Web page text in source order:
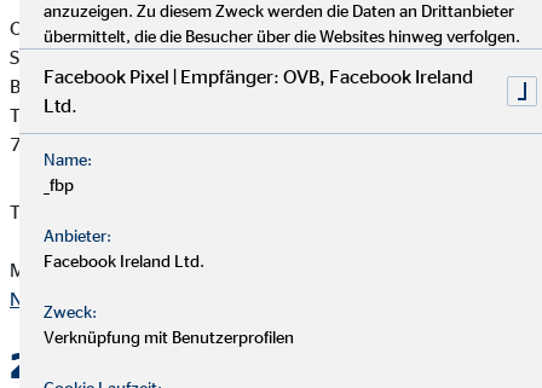
OVB Vermögensberatung AG
Silke Richter
Bezirksleiterin für die OVB
Talstr.1
70825 Korntal-Münchingen
Telefon: 0711 - 544929
Mail:srichter@ovb.de
Nach oben
2. Kontakt
anzuzeigen. Zu diesem Zweck werden die Daten an Drittanbieter
übermittelt, die die Besucher über die Websites hinweg verfolgen.
Facebook Pixel | Empfänger: OVB, Facebook Ireland
Ltd.
Name:
_fbp
Anbieter:
Facebook Ireland Ltd.
Zweck:
Verknüpfung mit Benutzerprofilen